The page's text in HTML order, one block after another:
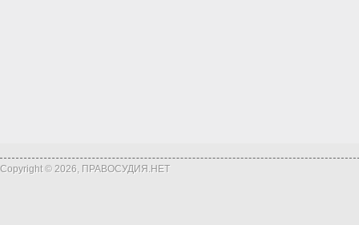
Copyright © 2026, ПРАВОСУДИЯ.НЕТ